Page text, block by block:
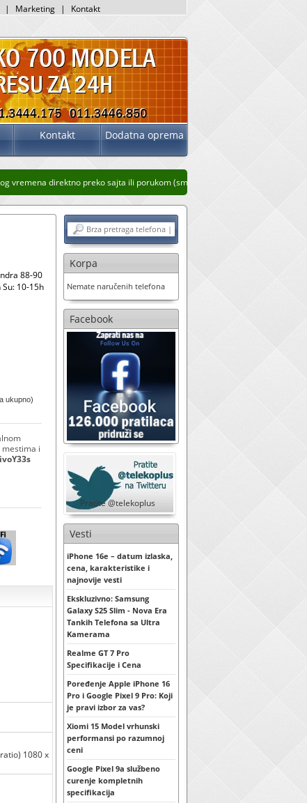
| Marketing | Kontakt
Kontakt Dodatna oprema
direktno preko sajta ili porukom (sms, whatsup, viber)
88-90
10-15h
ukupno)
i
1080 x
Korpa
Nemate naručenih telefona
Facebook
Pratite @telekoplus
Vesti
iPhone 16e – datum izlaska,
cena, karakteristike i
najnovije vesti
Ekskluzivno: Samsung
Galaxy S25 Slim - Nova Era
Tankih Telefona sa Ultra
Kamerama
Realme GT 7 Pro
Specifikacije i Cena
Poređenje Apple iPhone 16
Pro i Google Pixel 9 Pro: Koji
je pravi izbor za vas?
Xiomi 15 Model vrhunski
performansi po razumnoj
ceni
Google Pixel 9a službeno
curenje kompletnih
specifikacija